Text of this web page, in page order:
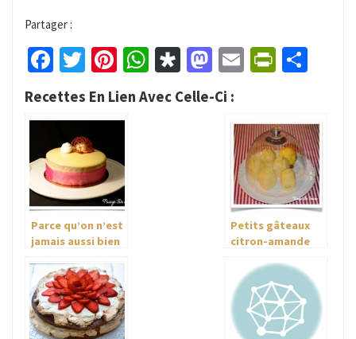
Partager :
Facebook
Twitter
Pinterest
WhatsApp
Diaspora
Mastodon
Email
Recettes En Lien Avec Celle-Ci :
Parce qu’on n’est
jamais aussi bien
même… le gâteau
PAM (poire,
amande, mousse
au chocolat )
Petits gâteaux
citron-amande